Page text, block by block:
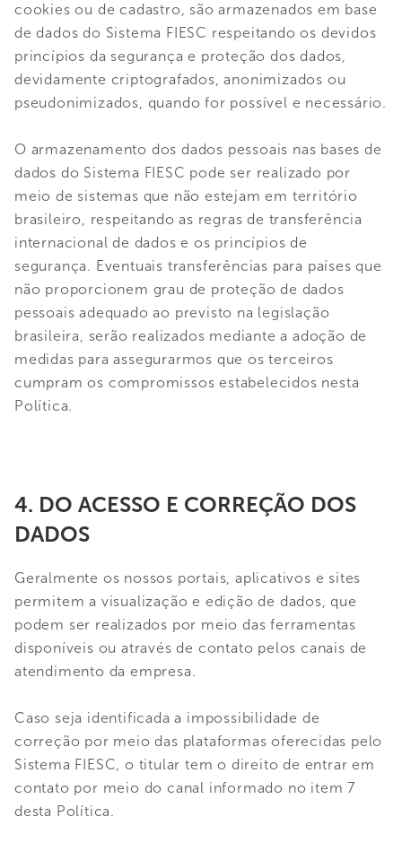
cookies ou de cadastro, são armazenados em base
de dados do Sistema FIESC respeitando os devidos
princípios da segurança e proteção dos dados,
devidamente criptografados, anonimizados ou
pseudonimizados, quando for possível e necessário.
O armazenamento dos dados pessoais nas bases de
dados do Sistema FIESC pode ser realizado por
meio de sistemas que não estejam em território
brasileiro, respeitando as regras de transferência
internacional de dados e os princípios de
segurança. Eventuais transferências para países que
não proporcionem grau de proteção de dados
pessoais adequado ao previsto na legislação
brasileira, serão realizados mediante a adoção de
medidas para assegurarmos que os terceiros
cumpram os compromissos estabelecidos nesta
Política.
4. DO ACESSO E CORREÇÃO DOS
DADOS
Geralmente os nossos portais, aplicativos e sites
permitem a visualização e edição de dados, que
podem ser realizados por meio das ferramentas
disponíveis ou através de contato pelos canais de
atendimento da empresa.
Caso seja identificada a impossibilidade de
correção por meio das plataformas oferecidas pelo
Sistema FIESC, o titular tem o direito de entrar em
contato por meio do canal informado no item 7
desta Política.